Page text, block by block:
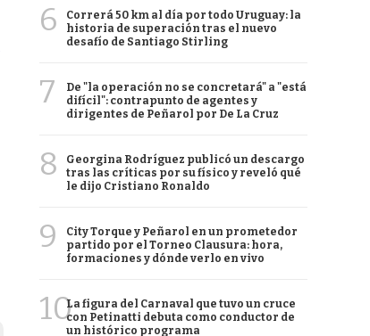
6
Correrá 50 km al día por todo Uruguay: la
historia de superación tras el nuevo
desafío de Santiago Stirling
7
De "la operación no se concretará" a "está
difícil": contrapunto de agentes y
dirigentes de Peñarol por De La Cruz
8
Georgina Rodríguez publicó un descargo
tras las críticas por su físico y reveló qué
le dijo Cristiano Ronaldo
9
City Torque y Peñarol en un prometedor
partido por el Torneo Clausura: hora,
formaciones y dónde verlo en vivo
10La figura del Carnaval que tuvo un cruce
con Petinatti debuta como conductor de
un histórico programa